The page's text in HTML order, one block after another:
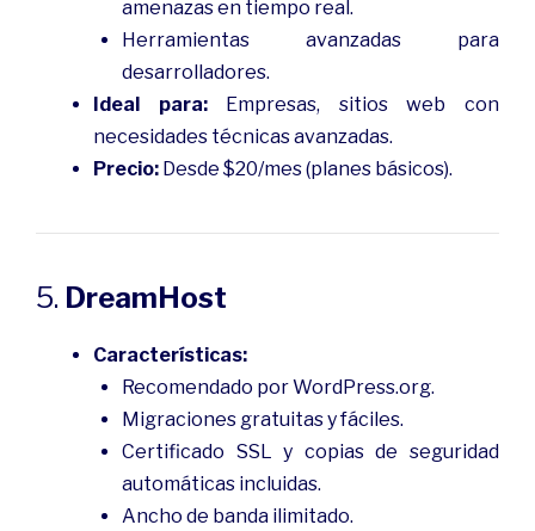
amenazas en tiempo real.
Herramientas avanzadas para
desarrolladores.
Ideal para:Empresas, sitios web con
necesidades técnicas avanzadas.
Precio: Desde $20/mes (planes básicos).
5. DreamHost
Características:
Recomendado por WordPress.org.
Migraciones gratuitas y fáciles.
Certificado SSL y copias de seguridad
automáticas incluidas.
Ancho de banda ilimitado.